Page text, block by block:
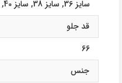
سایز 36 , سایز 38 , سایز 40 ,
قد جلو
66
جنس